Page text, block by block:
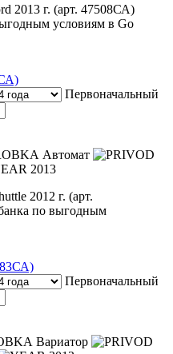
Первоначальный
Автомат
2013
Первоначальный
Вариатор